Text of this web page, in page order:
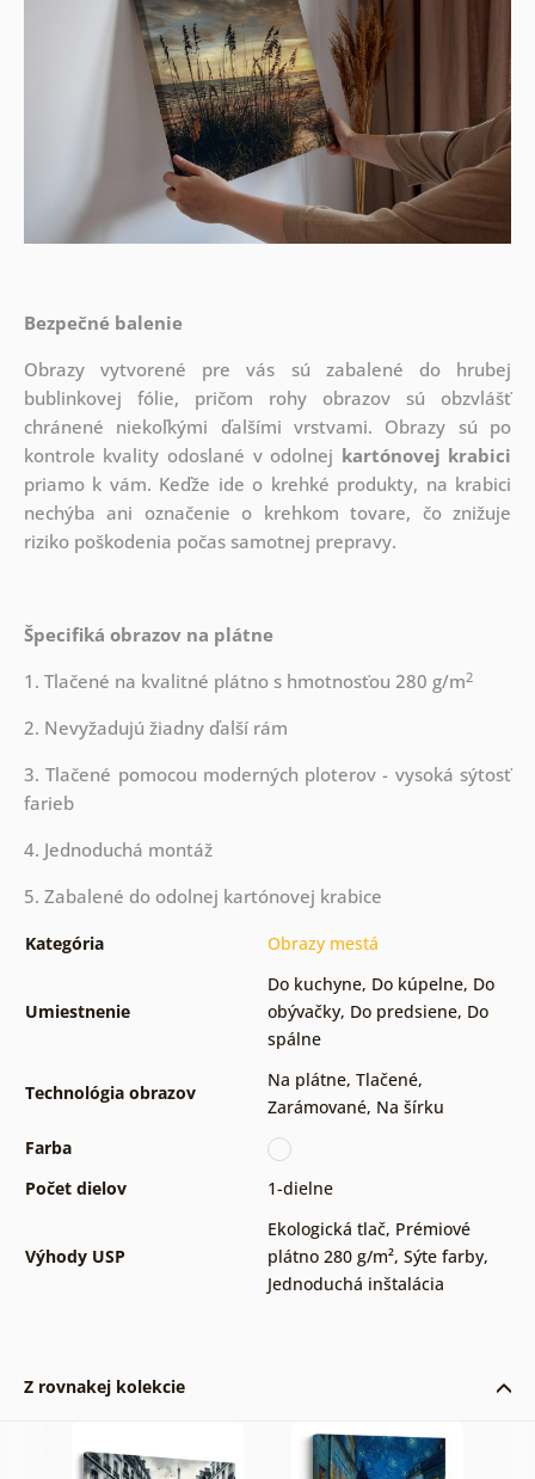
Bezpečné balenie
Obrazy vytvorené pre vás sú zabalené do hrubej
bublinkovej fólie, pričom rohy obrazov sú obzvlášť
chránené niekoľkými ďalšími vrstvami. Obrazy sú po
kontrole kvality odoslané v odolnej kartónovej krabici
priamo k vám. Keďže ide o krehké produkty, na krabici
nechýba ani označenie o krehkom tovare, čo znižuje
riziko poškodenia počas samotnej prepravy.
Špecifiká obrazov na plátne
1. Tlačené na kvalitné plátno s hmotnosťou 280 g/m2
2. Nevyžadujú žiadny ďalší rám
3. Tlačené pomocou moderných ploterov - vysoká sýtosť
farieb
4. Jednoduchá montáž
5. Zabalené do odolnej kartónovej krabice
Kategória Obrazy mestá
Umiestnenie
Do kuchyne, Do kúpelne, Do
obývačky, Do predsiene, Do
spálne
Technológia obrazov
Na plátne, Tlačené,
Zarámované, Na šírku
Farba
Počet dielov
1-dielne
Výhody USP
Ekologická tlač, Prémiové
plátno 280 g/m², Sýte farby,
Jednoduchá inštalácia
Z rovnakej kolekcie